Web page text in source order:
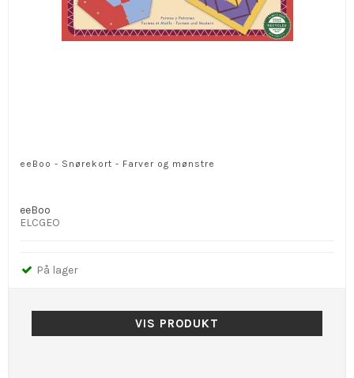
eeBoo - Snørekort - Farver og mønstre
eeBoo
ELCGEO
På lager
VIS PRODUKT